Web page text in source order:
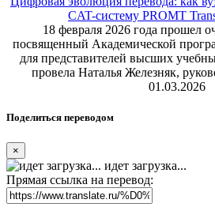
CAT-систему PROMT
18 февраля 2026 года прошел
посвященный Академической
для представителей высших
провела Наталья Железняк,
01.03.2026
Поделиться переводом
×
идет загрузка...
Прямая ссылка на перевод: